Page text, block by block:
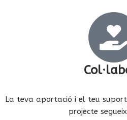
La teva aportació i el teu
projecte